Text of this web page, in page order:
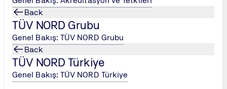
Back
TÜV NORD Grubu
Genel Bakış: TÜV NORD Grubu
Back
TÜV NORD Türkiye
Genel Bakış: TÜV NORD Türkiye
2025 SE
kurulması ve uygulanmasına yönelik temel bilgi ve bilinci